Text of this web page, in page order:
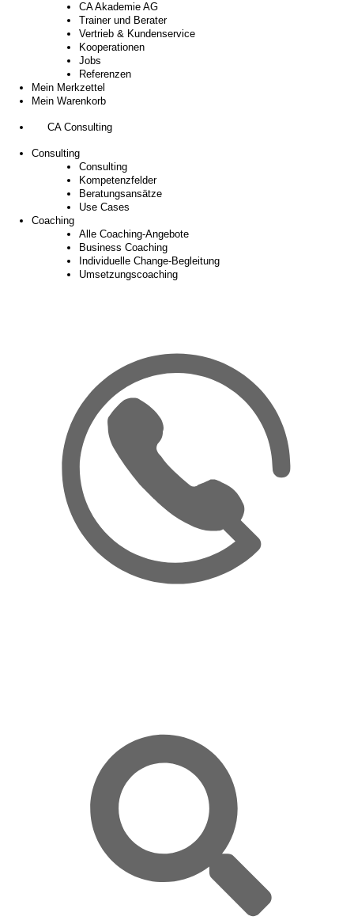
CA Akademie AG
Trainer und Berater
Vertrieb & Kundenservice
Kooperationen
Jobs
Referenzen
Mein Merkzettel
Mein Warenkorb
CA Consulting
Consulting
Consulting
Kompetenzfelder
Beratungsansätze
Use Cases
Coaching
Alle Coaching-Angebote
Business Coaching
Individuelle Change-Begleitung
Umsetzungscoaching